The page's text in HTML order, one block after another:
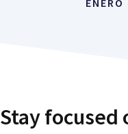
Stay focused